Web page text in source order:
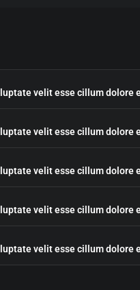
velit esse cillum dolore
velit esse cillum dolore
velit esse cillum dolore
velit esse cillum dolore
velit esse cillum dolore